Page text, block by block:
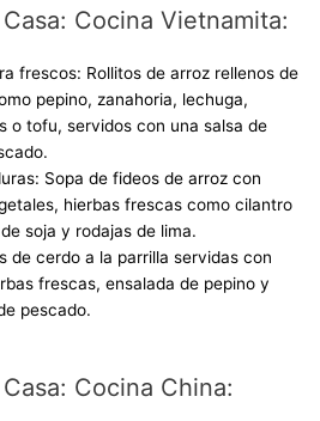
Cocina Vietnamita:
frescos: Rollitos de arroz rellenos de
pepino, zanahoria, lechuga,
o tofu, servidos con una salsa de
Sopa de fideos de arroz con
hierbas frescas como cilantro
soja y rodajas de lima.
de cerdo a la parrilla servidas con
frescas, ensalada de pepino y
pescado.
Cocina China: